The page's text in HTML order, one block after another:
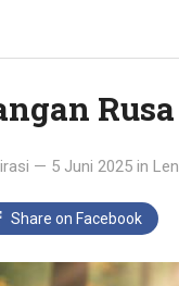
— 5 Juni 2025 in
Share on Facebook